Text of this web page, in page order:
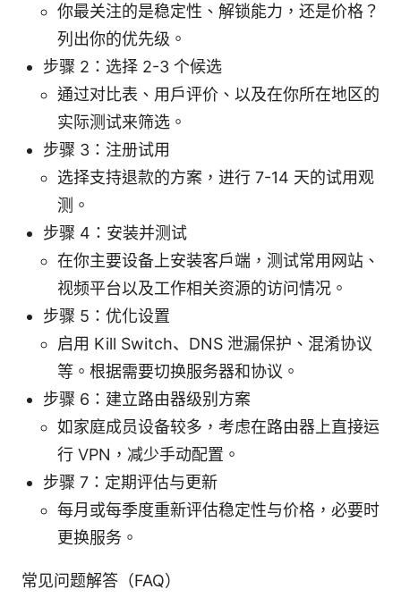
你最关注的是稳定性、解锁能力，还是价格？
列出你的优先级。
步骤 2：选择 2-3 个候选
通过对比表、用户评价、以及在你所在地区的
实际测试来筛选。
步骤 3：注册试用
选择支持退款的方案，进行 7-14 天的试用观
测。
步骤 4：安装并测试
在你主要设备上安装客户端，测试常用网站、
视频平台以及工作相关资源的访问情况。
步骤 5：优化设置
启用 Kill Switch、DNS 泄漏保护、混淆协议
等。根据需要切换服务器和协议。
步骤 6：建立路由器级别方案
如家庭成员设备较多，考虑在路由器上直接运
行 VPN，减少手动配置。
步骤 7：定期评估与更新
每月或每季度重新评估稳定性与价格，必要时
更换服务。
常见问题解答（FAQ）